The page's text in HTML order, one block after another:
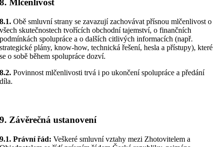
8. Mlčenlivost
8.1. Obě smluvní strany se zavazují zachovávat přísnou mlčenlivost o
všech skutečnostech tvořících obchodní tajemství, o finančních
podmínkách spolupráce a o dalších citlivých informacích (např.
strategické plány, know-how, technická řešení, hesla a přístupy), které
se o sobě během spolupráce dozví.
8.2. Povinnost mlčenlivosti trvá i po ukončení spolupráce a předání
díla.
9. Závěrečná ustanovení
9.1. Právní řád: Veškeré smluvní vztahy mezi Zhotovitelem a